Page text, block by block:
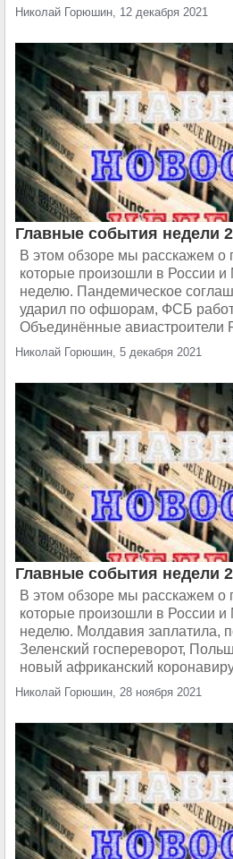
Николай Горюшин, 12 декабря 2021
Главные события недели
В этом обзоре мы расскажем о
которые произошли в России
неделю. Пандемическое
ударил по офшорам, ФСБ
Объединённые авиастроители
Николай Горюшин, 5 декабря 2021
Главные события недели
В этом обзоре мы расскажем о
которые произошли в России
неделю. Молдавия заплатила,
Зеленский госпереворот,
новый африканский
Николай Горюшин, 28 ноября 2021